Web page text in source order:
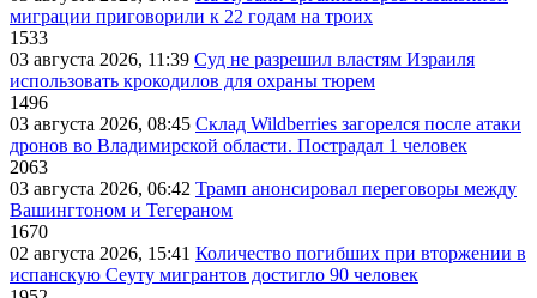
миграции приговорили к 22 годам на троих
1533
03 августа 2026, 11:39 Суд не разрешил властям Израиля
использовать крокодилов для охраны тюрем
1496
03 августа 2026, 08:45 Склад Wildberries загорелся после атаки
дронов во Владимирской области. Пострадал 1 человек
2063
03 августа 2026, 06:42 Трамп анонсировал переговоры между
Вашингтоном и Тегераном
1670
02 августа 2026, 15:41 Количество погибших при вторжении в
испанскую Сеуту мигрантов достигло 90 человек